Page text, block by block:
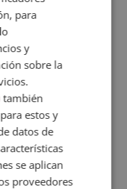
con reglas
alumnos analizan
estratégico” antes
El pensamiento
social.
para
y
sobre la
también
estos y
datos de
se aplican
proveedores